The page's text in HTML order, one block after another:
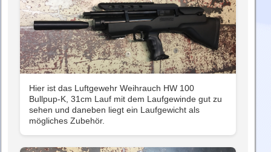
Hier ist das Luftgewehr Weihrauch HW 100
Bullpup-K, 31cm Lauf mit dem Laufgewinde gut zu
sehen und daneben liegt ein Laufgewicht als
mögliches Zubehör.